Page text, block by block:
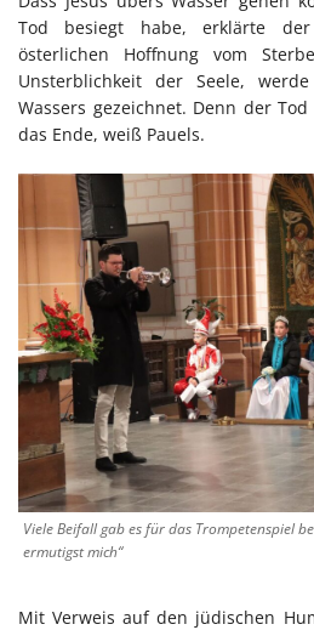
Tod besiegt habe, erklärte
österlichen Hoffnung vom
Unsterblichkeit der Seele,
Wassers gezeichnet. Denn der
das Ende, weiß Pauels.
Viele Beifall gab es für das Trompetenspiel
ermutigst mich“
Mit Verweis auf den jüdischen